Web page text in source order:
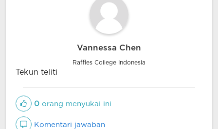
Vannessa Chen
Raffles College Indonesia
Tekun teliti
0 orang menyukai ini
Komentari jawaban